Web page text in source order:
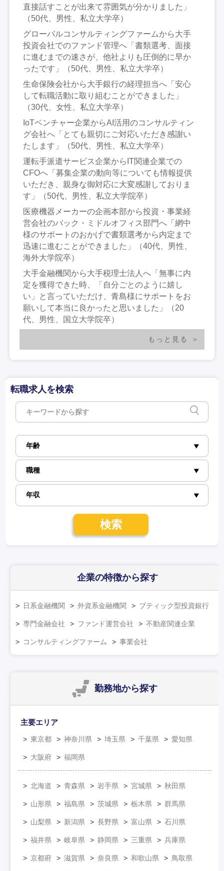
直接話すことが出来て雰囲気が分かりました」
（50代、男性、私立大学卒）
グローバルコンサルティングファームから大手
投資会社でのファンド管理へ「書類選考、面接
に進むまでの速さが、他社よりも圧倒的に早か
ったです」（50代、男性、私立大学卒）
生命保険会社から大手銀行の経理担当へ「安心
して転職活動に取り組むことができました」
（30代、女性、私立大学卒）
IoTベンチャー企業からAI活用のコンサルティン
グ会社へ「とても親切にご対応いただき感謝い
たします」（50代、男性、私立大学卒）
運転手派遣サービス企業からIT関連企業での
CFOへ「募集企業の動向等についても情報提供
いただき、親身な御対応に大変感謝しておりま
す」（50代、男性、私立大学院卒）
医療機器メーカーの企画本部から投資・事業経
営会社のバック・ミドルオフィス部門へ「網中
様のサポートのおかげで書類選考から内定まで
迅速に進むことができました」（40代、男性、
海外大学院卒）
大手金融機関から大手税理士法人へ「無事に内
定を獲得できた時、「自分ごとのように嬉し
い」と言っていただけ、青島様にサポートをお
願いして本当に良かったと思いました」（20
代、男性、国立大学院卒）
もっと見る
転職求人を検索
検索
企業の特徴から探す
日系金融機関 外資系金融機関 ブティック型投資銀行
専門金融会社 ファンド運営会社 不動産関連企業
コンサルティングファーム 事業会社
勤務地から探す
主要エリア
東京都 神奈川県 埼玉県 千葉県 愛知県
大阪府 福岡県
北海道 青森県 岩手県 宮城県 秋田県
山形県 福島県 茨城県 栃木県 群馬県
山梨県 新潟県 長野県 富山県 石川県
福井県 岐阜県 静岡県 三重県 兵庫県
京都府 滋賀県 奈良県 和歌山県 鳥取県